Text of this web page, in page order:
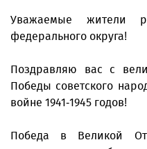
Уважаемые жители
федерального округа!
Поздравляю вас с
Победы советского
войне 1941-1945 годов!
Победа в Великой